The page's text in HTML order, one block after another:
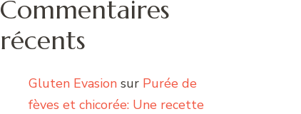
Commentaires
récents
Gluten Evasion sur Purée de
fèves et chicorée: Une recette